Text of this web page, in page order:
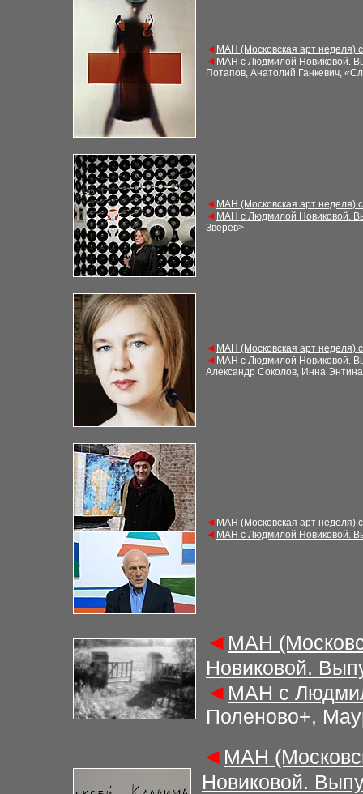
◄ МАН (Московская арт неделя)
◄ МАН с Людмилой Новиковой.
Потапов, Анатолий Ганкевич,
◄ МАН (Московская арт неделя)
◄ МАН с Людмилой Новиковой.
Зверев>
◄ МАН (Московская арт неделя)
◄ МАН с Людмилой Новиковой.
Александр Соколов, Инна
◄ МАН (Московская арт неделя)
◄ МАН с Людмилой Новиковой.
◄ МАН
Новиковой.
◄ МАН с
Поленово+,
◄ МАН
Новиковой.